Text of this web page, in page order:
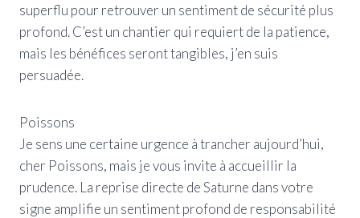
superflu pour retrouver un sentiment de sécurité plus
profond. C’est un chantier qui requiert de la patience,
mais les bénéfices seront tangibles, j’en suis
persuadée.
Poissons
Je sens une certaine urgence à trancher aujourd’hui,
cher Poissons, mais je vous invite à accueillir la
prudence. La reprise directe de Saturne dans votre
signe amplifie un sentiment profond de responsabilité